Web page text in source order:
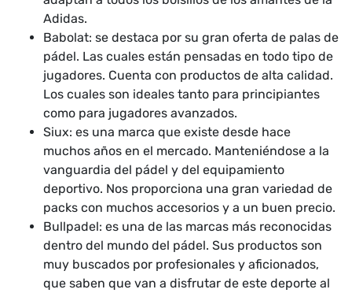
Adidas.
Babolat: se destaca por su gran oferta de palas de
pádel. Las cuales están pensadas en todo tipo de
jugadores. Cuenta con productos de alta calidad.
Los cuales son ideales tanto para principiantes
como para jugadores avanzados.
Siux: es una marca que existe desde hace
muchos años en el mercado. Manteniéndose a la
vanguardia del pádel y del equipamiento
deportivo. Nos proporciona una gran variedad de
packs con muchos accesorios y a un buen precio.
Bullpadel: es una de las marcas más reconocidas
dentro del mundo del pádel. Sus productos son
muy buscados por profesionales y aficionados,
que saben que van a disfrutar de este deporte al